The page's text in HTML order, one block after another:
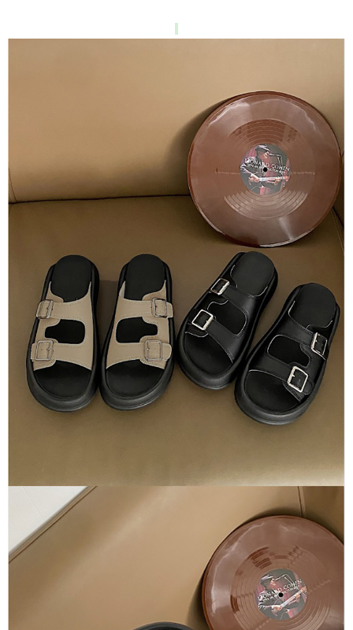
１．簡單：不需註冊會員、不需綁卡、不需儲值。
１．於結帳方式選擇「AFTEE先享後付」後，將跳轉至「AFTEE先享後付」
結帳頁面，進行簡訊認證並確認金額後，即可完成結帳。
２．訂單成立數日內，您將收到繳費通知簡訊。
３．收到繳費通知簡訊後14天內，點擊此簡訊中的連結，可透過四大超商／
ATM／網路銀行／等多元方式進行付款，方視為交易完成。
※ 請注意：結帳手續完成當下不需立刻繳費，但若您需要取消訂單，請聯絡
購買商品的店家。未經商家同意取消之訂單仍視為有效，需透過AFTEE先享
後付繳納相關費用。
※ 交易是否成功請以「AFTEE先享後付 」之結帳頁面顯示為準，若有關於
是否繳費成功／繳費後需取消欲退款等相關疑問，請聯繫「AFTEE先享後付
https://netprotections.freshdesk.com/support/home
【注意事項】
１．透過由恩沛科技股份有限公司提供之「AFTEE先享後付」服務完成之交
易，需依本服務之必要範圍內提供個人資料，並將交易相關給付款項請求債
權轉讓予恩沛科技股份有限公司。
２．關於個人資料處理事宜，請瀏覽以下網址：
https://aftee.tw/terms/#terms3
３．未成年的使用者請事先徵得法定代理人或監護人之同意方可使用
「AFTEE先享後付」，若未經同意申辦者引起之損失，本公司不負相關責
任。
４．使用「AFTEE先享後付」時，將依據個別帳號之用戶狀況，依本公司即
時審查核予不同之上限額度；若仍有額度不足之情形，本公司將視審查結果
每筆NT$80，滿NT$1,500(含以上)免運費
每筆NT$80，滿NT$1,500(含以上)免運費
每筆NT$80，滿NT$1,500(含以上)免運費
離島取貨加價40
每筆NT$80，滿NT$1,500(含以上)免運費
付款後7-11取貨
每筆NT$80，滿NT$1,500(含以上)免運費
宅配
每筆NT$100，滿NT$1,500(含以上)免運費
查看運費